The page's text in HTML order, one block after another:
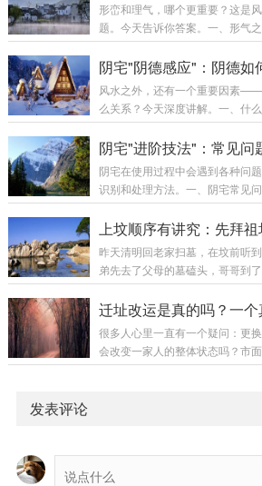
不稳定原则二：多代观察阴宅的
一代。观察代数：至少观察三代
要排除的因素：个人努力程度时代
形峦和理气，哪个更重要？这是
题。今天告诉你答案。一、形气
为：“峦头为体，理气为用。”核
峦头，理气再好也无用只要峦头
为主，峦头为辅。”核心观点：理
要理气好，即使峦头一般，也能
可。”核心观点：形峦和理气同等
阴宅"阴德感应"：阴德如
风水之外，还有一个重要因素
么关系？今天深度讲解。一、什
在暗中行善、不图回报的德行。
不求回报的付出积德行善的行为
阴德暗中行善，无名回报荫及子
是风水的催化剂阴德不能替代风
无好效果受限无一般效果一般阴
阴宅"进阶技法"：常见问
阴宅在使用过程中会遇到各种问
识别和处理方法。一、阴宅常见
重程度结构问题墓碑倾斜、裂缝
视情况气场问题气场下降、异象
问题一：墓碑倾斜原因：地基不
法：扶正墓碑加固地基解决水土
大裂缝：更换墓碑定期检查维护
昨天清明回老家扫墓，在坟前听
弟先去了父母的墓磕头，哥哥到
完了？祖坟还没去呢！”弟弟觉得
定先拜爸妈啊，祖坟又跑不掉。”
人不欢而散。这个问题我相信很
还是先拜父坟？老人说的"拜错损
很多人心里一直有一个疑问：更
会改变一家人的整体状态吗？市
分不清是玄学还是规律。环境塑
庭运势低迷，未必是不努力生活
庭，全员勤恳踏实、拼命打拼，做
发表评论